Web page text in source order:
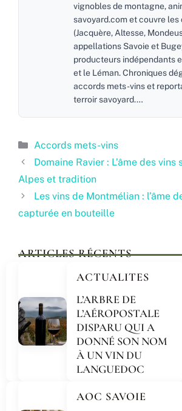
vignobles de montagne,
savoyard.com et couvre
(Jacquère, Altesse,
appellations Savoie et
producteurs indépendants
et le Léman. Chroniques
accords mets-vins et
terroir savoyard.…
Catégories
Accords mets-vins
Domaine Ravier : L’âme des
Alpes et tradition
Les vins de Montmélian : l’âme
capturée en bouteille
ARTICLES RÉCENTS
ACTUALITES
L’ARBRE DE
L’AÉROPOSTALE
DISPARU QUI A
DONNÉ SON NOM
À UN VIN DU
LANGUEDOC
AOC SAVOIE